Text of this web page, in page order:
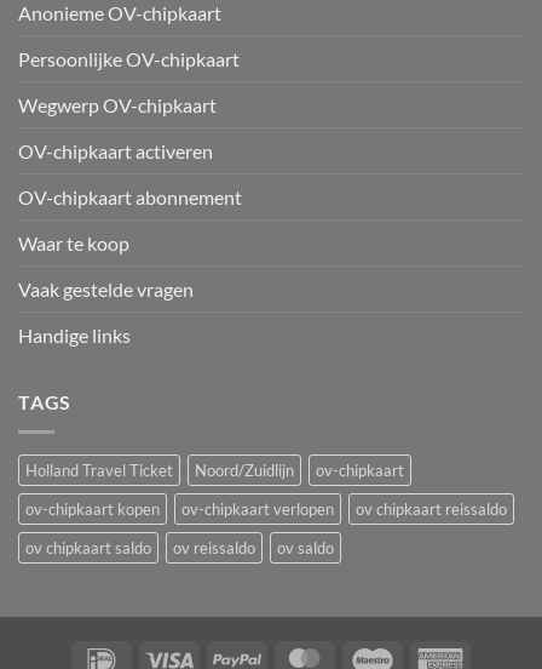
Anonieme OV-chipkaart
Persoonlijke OV-chipkaart
Wegwerp OV-chipkaart
OV-chipkaart activeren
OV-chipkaart abonnement
Waar te koop
Vaak gestelde vragen
Handige links
TAGS
Holland Travel Ticket Noord/Zuidlijn
ov-chipkaart
ov-chipkaart kopen
ov-chipkaart verlopen
ov chipkaart reissaldo
ov chipkaart saldo
ov reissaldo ov saldo
IDeal Visa PayPal MasterCardMaestro